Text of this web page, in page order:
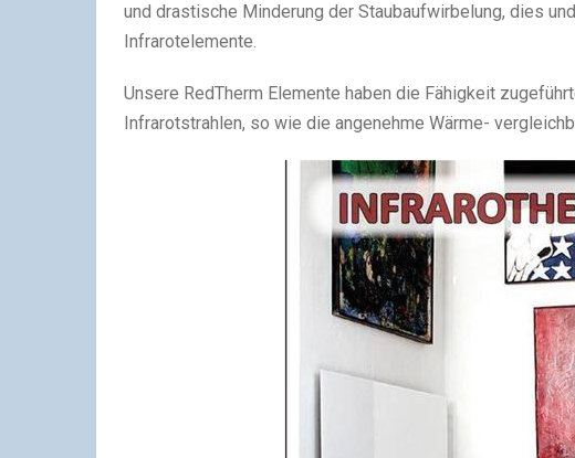
und drastische Minderung der Staubaufwirbelung, dies
Infrarotelemente.
Unsere RedTherm Elemente haben die Fähigkeit
Infrarotstrahlen, so wie die angenehme Wärme-